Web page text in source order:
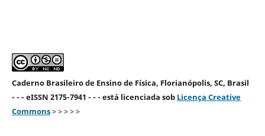
Caderno Brasileiro de Ensino de Física, Florianópolis, SC, Brasil
- - - eISSN 2175-7941 - - - está licenciada sob Licença Creative
Commons> > > > >